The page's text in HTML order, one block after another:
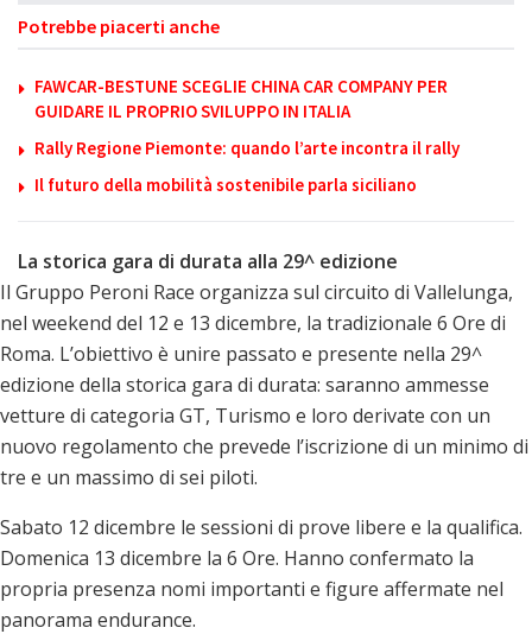
Potrebbe piacerti anche
FAWCAR-BESTUNE SCEGLIE CHINA CAR COMPANY PER
GUIDARE IL PROPRIO SVILUPPO IN ITALIA
Rally Regione Piemonte: quando l’arte incontra il rally
Il futuro della mobilità sostenibile parla siciliano
La storica gara di durata alla 29^ edizione
Il Gruppo Peroni Race organizza sul circuito di Vallelunga,
nel weekend del 12 e 13 dicembre, la tradizionale 6 Ore di
Roma. L’obiettivo è unire passato e presente nella 29^
edizione della storica gara di durata: saranno ammesse
vetture di categoria GT, Turismo e loro derivate con un
nuovo regolamento che prevede l’iscrizione di un minimo di
tre e un massimo di sei piloti.
Sabato 12 dicembre le sessioni di prove libere e la qualifica.
Domenica 13 dicembre la 6 Ore. Hanno confermato la
propria presenza nomi importanti e figure affermate nel
panorama endurance.